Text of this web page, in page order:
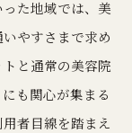
た地域では、美
やすさまで求め
と通常の美容院
も関心が集まる
者目線を踏まえ